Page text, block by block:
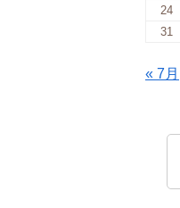
24
31
« 7月